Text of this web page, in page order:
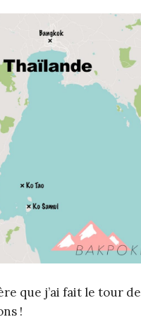
que j’ai fait le tour de
!